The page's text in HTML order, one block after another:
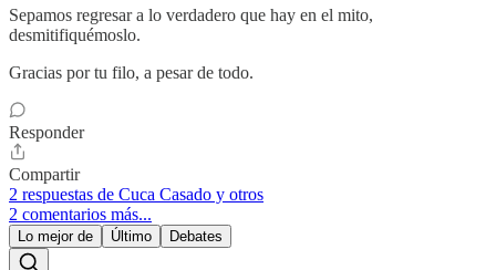
Sepamos regresar a lo verdadero que hay en el mito,
desmitifiquémoslo.
Gracias por tu filo, a pesar de todo.
Responder
Compartir
2 respuestas de Cuca Casado y otros
2 comentarios más...
Lo mejor de Último Debates